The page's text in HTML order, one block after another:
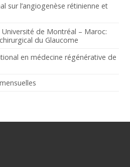
sur l’angiogenèse rétinienne et
de Montréal – Maroc:
du Glaucome
en médecine régénérative de